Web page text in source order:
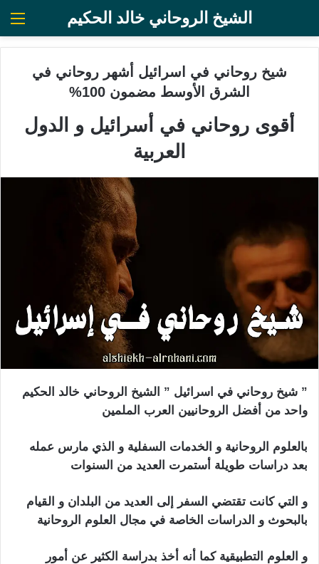
الشيخ الروحاني خالد الحكيم
شيخ روحاني في اسرائيل أشهر روحاني في
الشرق الأوسط مضمون 100%
أقوى روحاني في أسرائيل و الدول
العربية
” شيخ روحاني في اسرائيل ” الشيخ الروحاني خالد الحكيم
واحد من أفضل الروحانيين العرب الملمين
بالعلوم الروحانية و الخدمات السفلية و الذي مارس عمله
بعد دراسات طويلة أستمرت العديد من السنوات
و التي كانت تقتضي السفر إلى العديد من البلدان و القيام
بالبحوث و الدراسات الخاصة في مجال العلوم الروحانية
و العلوم التطبيقية كما أنه أخذ بدراسة الكثير عن أمور